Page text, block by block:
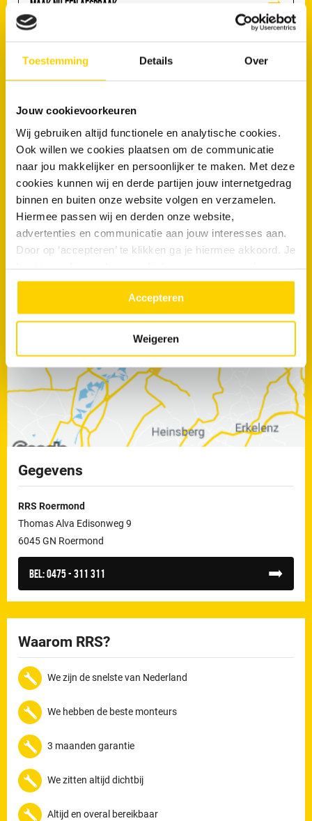
Toestemming Details Over
Jouw cookievoorkeuren
Wij gebruiken altijd functionele en analytische cookies.
Ook willen we cookies plaatsen om de communicatie
naar jou makkelijker en persoonlijker te maken. Met deze
cookies kunnen wij en derde partijen jouw internetgedrag
binnen en buiten onze website volgen en verzamelen.
Hiermee passen wij en derden onze website,
advertenties en communicatie aan jouw interesses aan.
Door op ‘accepteren’ te klikken ga je hiermee akkoord. Je
meer over in onsprivacy beleid.
Accepteren
Weigeren
Maak nu een afspraak
RRS Roermond en het werkgebied
De vestiging in Roermond verzorgt rioolservice in een groot deel
Venlo
Maasbracht
Geleen
Echt
Sittard
Meerssen
Kerkrade
Valkenburg
Venray
Maastricht
Vaals
Stein
0475 - 311 311
Gegevens
RRS Roermond
Thomas Alva Edisonweg 9
6045 GN Roermond
Bel:0475 - 311 311
Waarom RRS?
We zijn de snelste van Nederland
We hebben de beste monteurs
3 maanden garantie
We zitten altijd dichtbij
Altijd en overal bereikbaar